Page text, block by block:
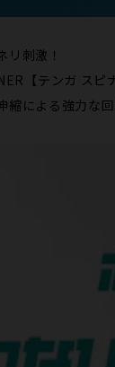
リ刺激！
【テンガ スピ
縮による強力な